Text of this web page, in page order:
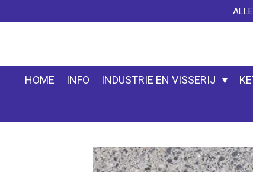
direct
hoofdinhoud
HOME INFO INDUSTRIE EN VISSERIJ